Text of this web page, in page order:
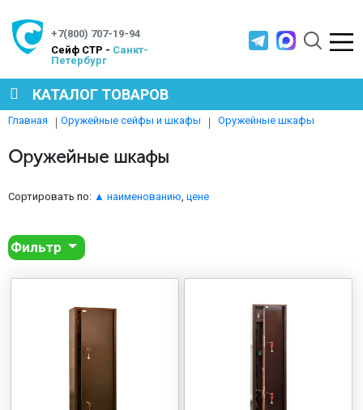
+7(800) 707-19-94
Cейф СТР - Санкт-
Петербург
КАТАЛОГ ТОВАРОВ
МЕТАЛЛИЧЕСКАЯ МЕБЕЛЬ
МЕТАЛЛИЧЕСКИЕ СТЕЛЛАЖИ
ПРОИЗВОДСТВЕННАЯ МЕБЕЛЬ
Главная Оружейные сейфы и шкафы Оружейные шкафы
Оружейные шкафы
Сортировать по: ▲ наименованию цене
Фильтр